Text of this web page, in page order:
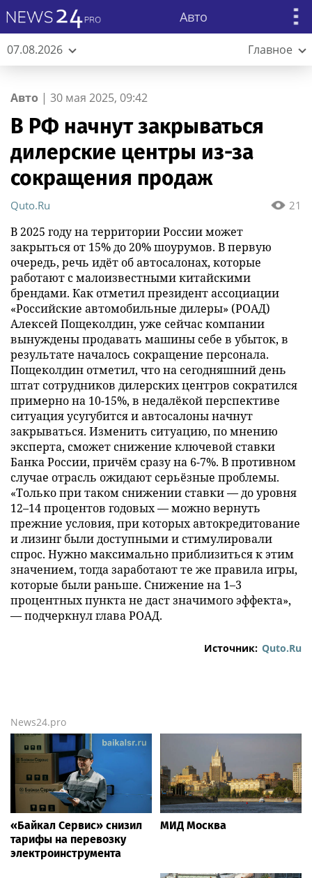
Авто
07.08.2026 Главное
Авто | 30 мая 2025, 09:42
В РФ начнут закрываться
дилерские центры из-за
сокращения продаж
21
Quto.Ru
В 2025 году на территории России может
закрыться от 15% до 20% шоурумов. В первую
очередь, речь идёт об автосалонах, которые
работают с малоизвестными китайскими
брендами. Как отметил президент ассоциации
«Российские автомобильные дилеры» (РОАД)
Алексей Пощеколдин, уже сейчас компании
вынуждены продавать машины себе в убыток, в
результате началось сокращение персонала.
Пощеколдин отметил, что на сегодняшний день
штат сотрудников дилерских центров сократился
примерно на 10-15%, в недалёкой перспективе
ситуация усугубится и автосалоны начнут
закрываться. Изменить ситуацию, по мнению
эксперта, сможет снижение ключевой ставки
Банка России, причём сразу на 6-7%. В противном
случае отрасль ожидают серьёзные проблемы.
«Только при таком снижении ставки — до уровня
12–14 процентов годовых — можно вернуть
прежние условия, при которых автокредитование
и лизинг были доступными и стимулировали
спрос. Нужно максимально приблизиться к этим
значением, тогда заработают те же правила игры,
которые были раньше. Снижение на 1–3
процентных пункта не даст значимого эффекта»,
— подчеркнул глава РОАД.
Источник: Quto.Ru
News24.pro
«Байкал Сервис» снизил
тарифы на перевозку
электроинструмента
МИД Москва